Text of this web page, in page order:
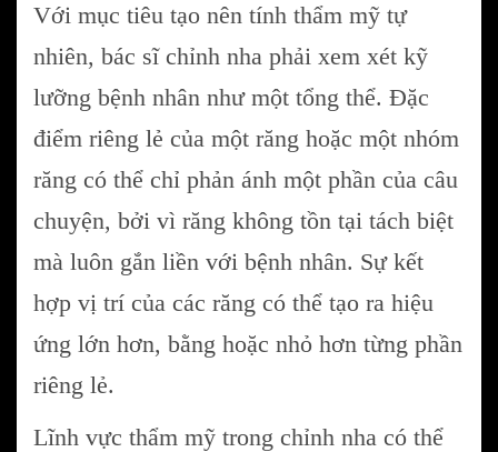
Với mục tiêu tạo nên tính thẩm mỹ tự
nhiên, bác sĩ chỉnh nha phải xem xét kỹ
lưỡng bệnh nhân như một tổng thể. Đặc
điểm riêng lẻ của một răng hoặc một nhóm
răng có thể chỉ phản ánh một phần của câu
chuyện, bởi vì răng không tồn tại tách biệt
mà luôn gắn liền với bệnh nhân. Sự kết
hợp vị trí của các răng có thể tạo ra hiệu
ứng lớn hơn, bằng hoặc nhỏ hơn từng phần
riêng lẻ.
Lĩnh vực thẩm mỹ trong chỉnh nha có thể